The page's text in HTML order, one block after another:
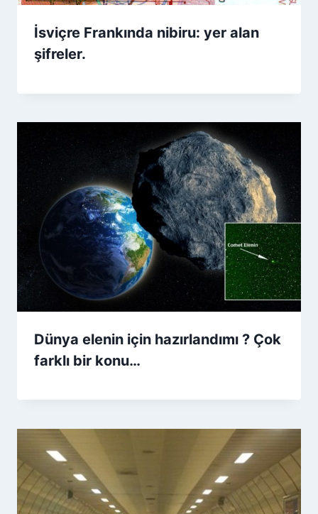
İsviçre Frankında nibiru: yer alan
şifreler.
Dünya elenin için hazırlandımı ? Çok
farklı bir konu…